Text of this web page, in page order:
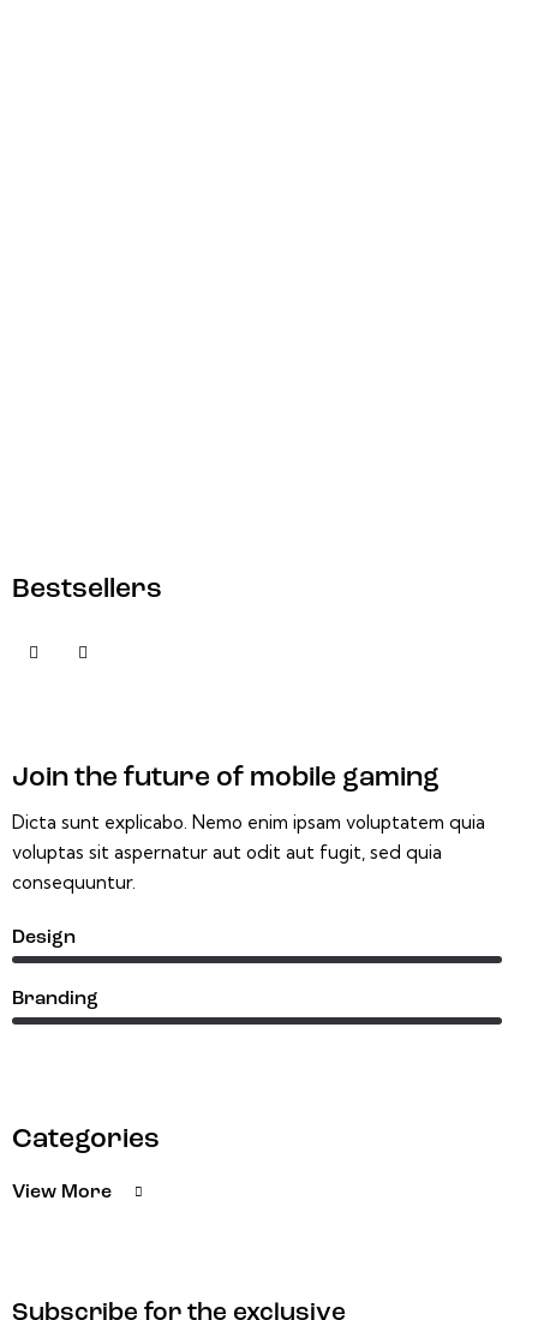
Bestsellers
Join the future of mobile gaming
Dicta sunt explicabo. Nemo enim ipsam voluptatem quia
voluptas sit aspernatur aut odit aut fugit, sed quia
consequuntur.
Design
Branding
Categories
View More
Subscribe for the exclusive